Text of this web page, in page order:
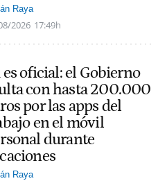
Raya
2026 17:49h
es oficial: el Gobierno
con hasta 200.000
por las apps del
en el móvil
durante
Raya